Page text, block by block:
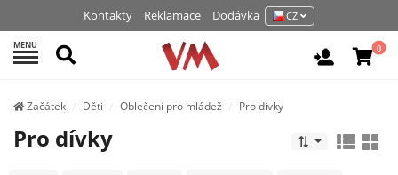
Kontakty Reklamace Dodávka CZ
MENU Hledat Vchod /
0
Začátek Děti Oblečení pro mládež Pro dívky
Pro dívky